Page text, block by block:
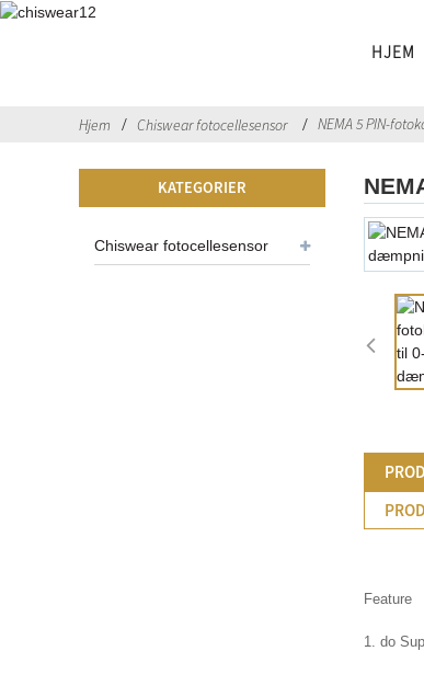
HJEM
Hjem Chiswear fotocellesensor NEMA 5 PIN-
KATEGORIER
Chiswear fotocellesensor
Feature
1. do